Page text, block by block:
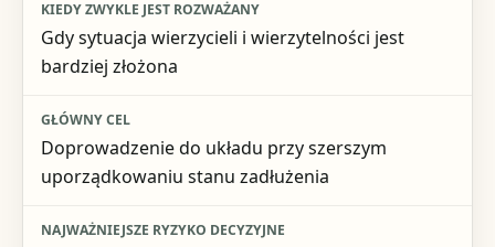
Gdy sytuacja wierzycieli i wierzytelności jest
bardziej złożona
Doprowadzenie do układu przy szerszym
uporządkowaniu stanu zadłużenia